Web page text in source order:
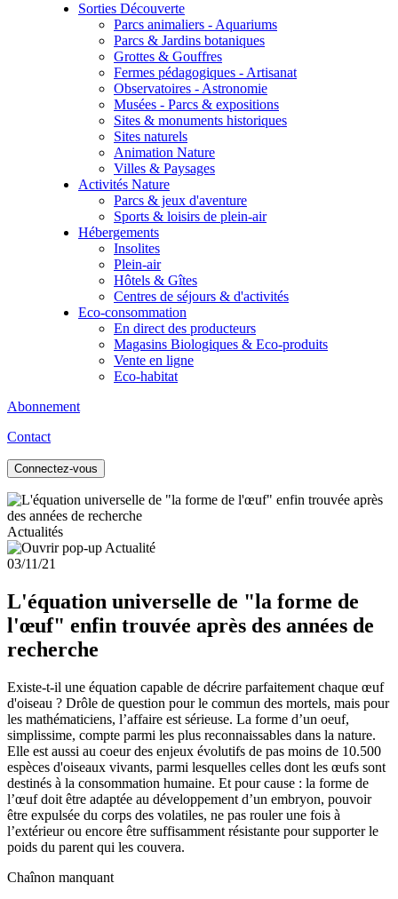
Sorties Découverte
Parcs animaliers - Aquariums
Parcs & Jardins botaniques
Grottes & Gouffres
Fermes pédagogiques - Artisanat
Observatoires - Astronomie
Musées - Parcs & expositions
Sites & monuments historiques
Sites naturels
Animation Nature
Villes & Paysages
Activités Nature
Parcs & jeux d'aventure
Sports & loisirs de plein-air
Hébergements
Insolites
Plein-air
Hôtels & Gîtes
Centres de séjours & d'activités
Eco-consommation
En direct des producteurs
Magasins Biologiques & Eco-produits
Vente en ligne
Eco-habitat
Abonnement
Contact
Connectez-vous
Actualités
03/11/21
L'équation universelle de "la forme de
l'œuf" enfin trouvée après des années de
recherche
Existe-t-il une équation capable de décrire parfaitement chaque œuf
d'oiseau ? Drôle de question pour le commun des mortels, mais pour
les mathématiciens, l’affaire est sérieuse. La forme d’un oeuf,
simplissime, compte parmi les plus reconnaissables dans la nature.
Elle est aussi au coeur des enjeux évolutifs de pas moins de 10.500
espèces d'oiseaux vivants, parmi lesquelles celles dont les œufs sont
destinés à la consommation humaine. Et pour cause : la forme de
l’œuf doit être adaptée au développement d’un embryon, pouvoir
être expulsée du corps des volatiles, ne pas rouler une fois à
l’extérieur ou encore être suffisamment résistante pour supporter le
poids du parent qui les couvera.
Chaînon manquant